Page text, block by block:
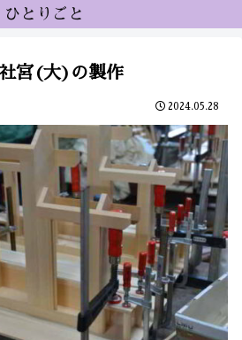
ひとりごと
宮(大)の製作
2024.05.28